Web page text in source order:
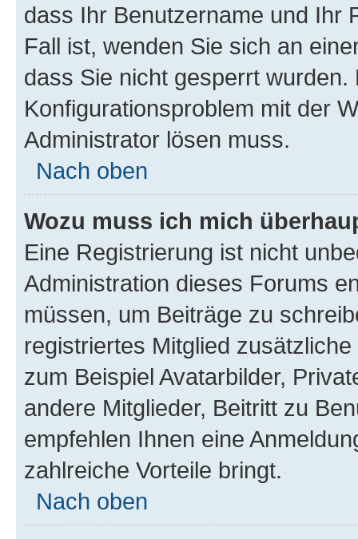
dass Ihr Benutzername und Ihr
Fall ist, wenden Sie sich an
dass Sie nicht gesperrt
Konfigurationsproblem mit der
Administrator lösen muss.
Nach oben
Wozu muss ich mich
Eine Registrierung ist nicht
Administration dieses Forums
müssen, um Beiträge zu
registriertes Mitglied
zum Beispiel Avatarbilder,
andere Mitglieder, Beitritt zu
empfehlen Ihnen eine
zahlreiche Vorteile bringt.
Nach oben